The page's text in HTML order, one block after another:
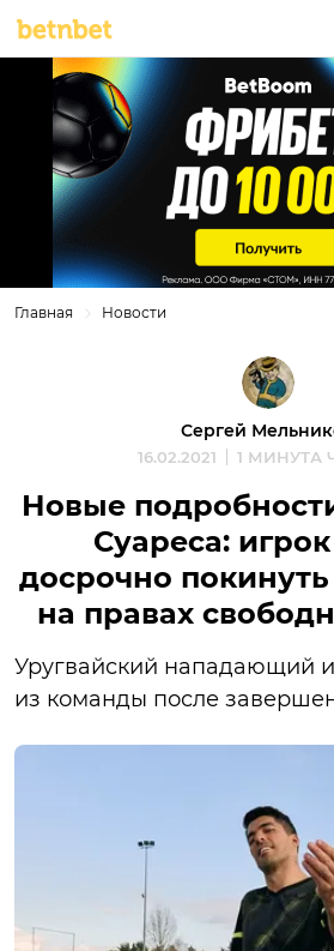
Главная Новости
Сергей
16.02.2021 1 МИНУТА
Новые
Суареса:
досрочно покинуть
на правах
Уругвайский нападающий
из команды после